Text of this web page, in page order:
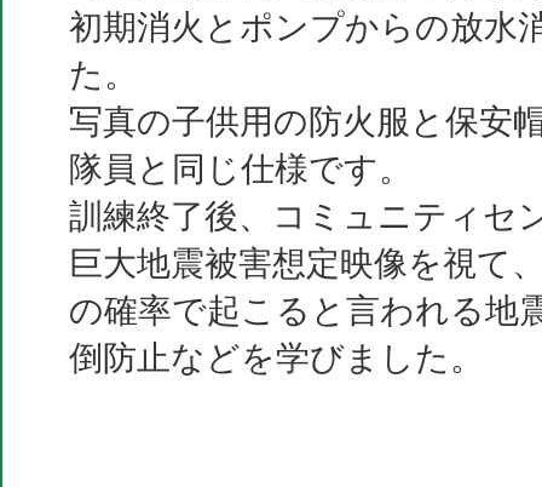
初期消火とポンプからの放水
た。
写真の子供用の防火服と保安
隊員と同じ仕様です。
訓練終了後、コミュニティセ
巨大地震被害想定映像を視て
の確率で起こると言われる地
倒防止などを学びました。